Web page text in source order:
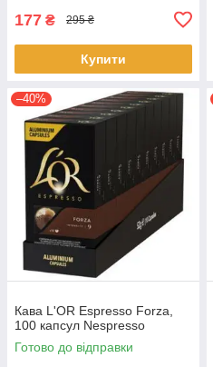
177 ₴ 295 ₴
Купити
–40%
Кава L'OR Espresso Forza,
100 капсул Nespresso
Готово до відправки